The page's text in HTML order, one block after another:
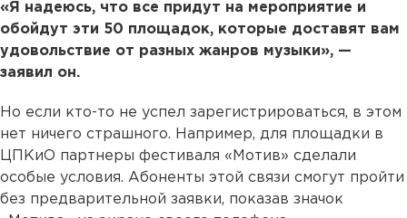
«Я надеюсь, что все придут на мероприятие и
обойдут эти 50 площадок, которые доставят вам
удовольствие от разных жанров музыки», —
заявил он.
Но если кто-то не успел зарегистрироваться, в этом
нет ничего страшного. Например, для площадки в
ЦПКиО партнеры фестиваля «Мотив» сделали
особые условия. Абоненты этой связи смогут пройти
без предварительной заявки, показав значок